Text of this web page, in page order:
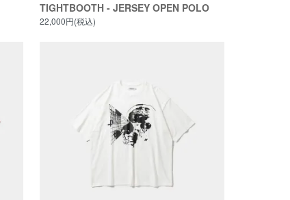
TIGHTBOOTH - JERSEY OPEN POLO
22,000円(税込)